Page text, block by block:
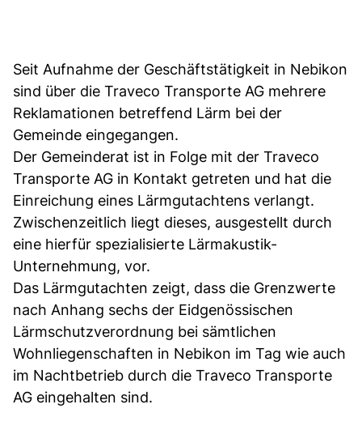
Seit Aufnahme der Geschäftstätigkeit in Nebikon
sind über die Traveco Transporte AG mehrere
Reklamationen betreffend Lärm bei der
Gemeinde eingegangen.
Der Gemeinderat ist in Folge mit der Traveco
Transporte AG in Kontakt getreten und hat die
Einreichung eines Lärmgutachtens verlangt.
Zwischenzeitlich liegt dieses, ausgestellt durch
eine hierfür spezialisierte Lärmakustik-
Unternehmung, vor.
Das Lärmgutachten zeigt, dass die Grenzwerte
nach Anhang sechs der Eidgenössischen
Lärmschutzverordnung bei sämtlichen
Wohnliegenschaften in Nebikon im Tag wie auch
im Nachtbetrieb durch die Traveco Transporte
AG eingehalten sind.